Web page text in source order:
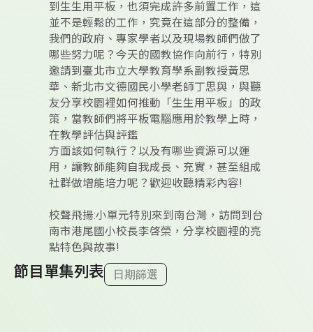
到生生用平板，也須完成許多前置工作，這
並不是輕鬆的工作，究竟在這部分的整備，
我們的政府、專家學者以及現場教師們做了
哪些努力呢？今天的國教協作向前行，特別
邀請到臺北市立大學教育學系副教授黃思
華、新北市文德國民小學老師丁思與，與聽
友分享校園裡如何推動「生生用平板」的政
策，當教師們將平板電腦應用於教學上時，
在教學評估與評鑑
方面該如何執行？以及有哪些資源可以運
用，讓教師能夠自我成長、充實，甚至組成
社群做增能培力呢？歡迎收聽精彩內容!
校聲飛揚:小單元特別來到南台灣，訪問到台
南市港尾國小校長李啓榮，分享校園裡的亮
點特色與故事!
節目單集列表 日期篩選